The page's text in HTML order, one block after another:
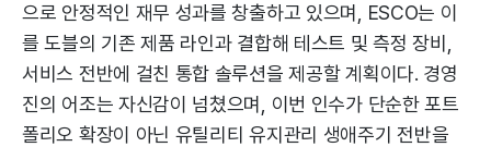
으로 안정적인 재무 성과를 창출하고 있으며, ESCO는 이
를 도블의 기존 제품 라인과 결합해 테스트 및 측정 장비,
서비스 전반에 걸친 통합 솔루션을 제공할 계획이다. 경영
진의 어조는 자신감이 넘쳤으며, 이번 인수가 단순한 포트
폴리오 확장이 아닌 유틸리티 유지관리 생애주기 전반을